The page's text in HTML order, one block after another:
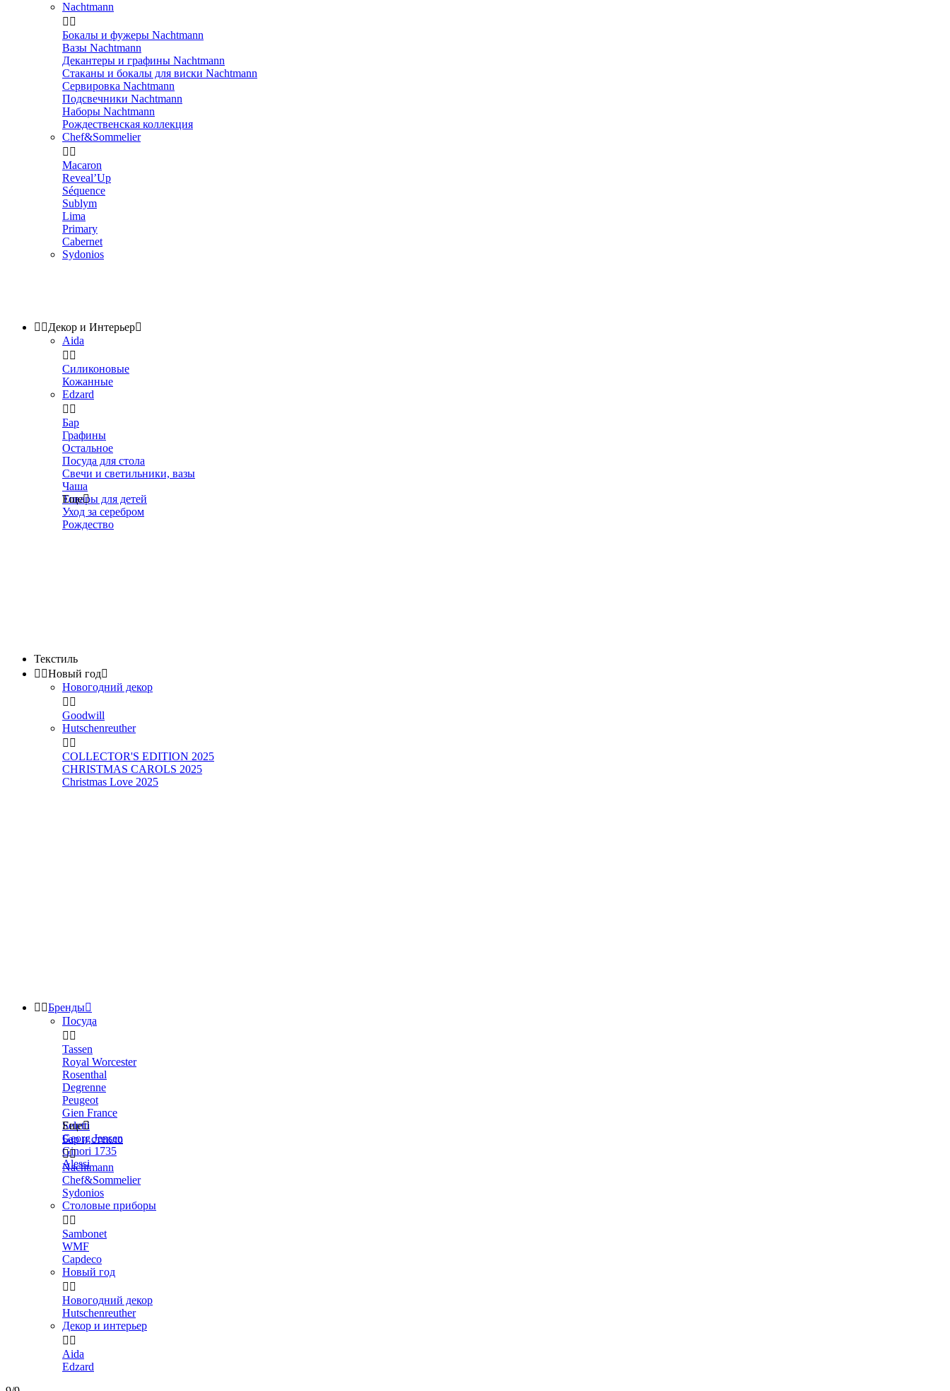
Nachtmann
 
Бокалы и фужеры Nachtmann
Вазы Nachtmann
Декантеры и графины Nachtmann
Стаканы и бокалы для виски Nachtmann
Сервировка Nachtmann
Подсвечники Nachtmann
Наборы Nachtmann
Рождественская коллекция
Chef&Sommelier
 
Macaron
Reveal’Up
Séquence
Sublym
Lima
Primary
Cabernet
Sydonios
 Декор и Интерьер
Aida
 
Силиконовые
Кожанные
Edzard
 
Бар
Графины
Остальное
Посуда для стола
Свечи и светильники, вазы
Чаша
Товары для детей
Уход за серебром
Рождество
Еще
Текстиль
 Новый год
Новогодний декор
 
Goodwill
Hutschenreuther
 
COLLECTOR'S EDITION 2025
CHRISTMAS CAROLS 2025
Christmas Love 2025
 Бренды
Посуда
 
Tassen
Royal Worcester
Rosenthal
Degrenne
Peugeot
Gien France
Seletti
Georg Jensen
Ginori 1735
Alessi
Еще
Бар и стекло

Nachtmann
Chef&Sommelier
Sydonios
Столовые приборы
 
Sambonet
WMF
Capdeco
Новый год
 
Новогодний декор
Hutschenreuther
Декор и интерьер
 
Aida
Edzard